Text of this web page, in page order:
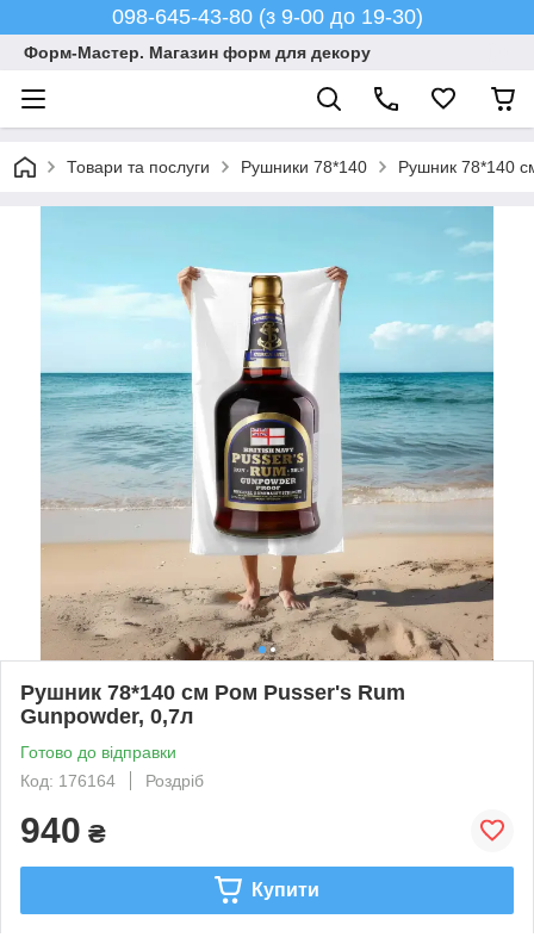
098-645-43-80 (з 9-00 до 19-30)
Форм-Мастер. Магазин форм для декору
Товари та послуги Рушники 78*140 Рушник 78*140
Рушник 78*140 см Ром Pusser's Rum
Gunpowder, 0,7л
Готово до відправки
Код: 176164
Роздріб
940 ₴
Купити